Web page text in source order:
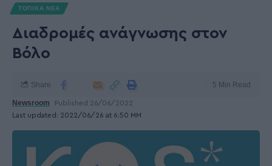
ΤΟΠΙΚΑ ΝΕΑ
Διαδρομές ανάγνωσης στον
Βόλο
Last updated: 2022/06/26 at 6:50 ΜΜ
Newsroom Published 26/06/2022
Share 5 Min Read